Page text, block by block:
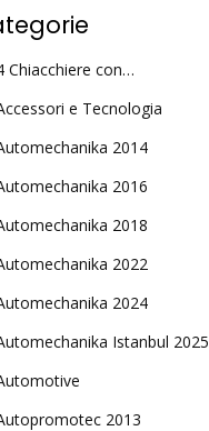
Chiacchiere con…
e Tecnologia
2014
2016
2018
2022
2024
Istanbul 2025
2013